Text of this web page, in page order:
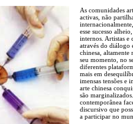
As comunidades
activas, não
esse sucesso
internos. Artistas e
através do diálogo
chinesa,
seu momento, no
diferentes
mais em
imensas tensões e
arte chinesa
são
contemporânea
discursivo que
a participar no